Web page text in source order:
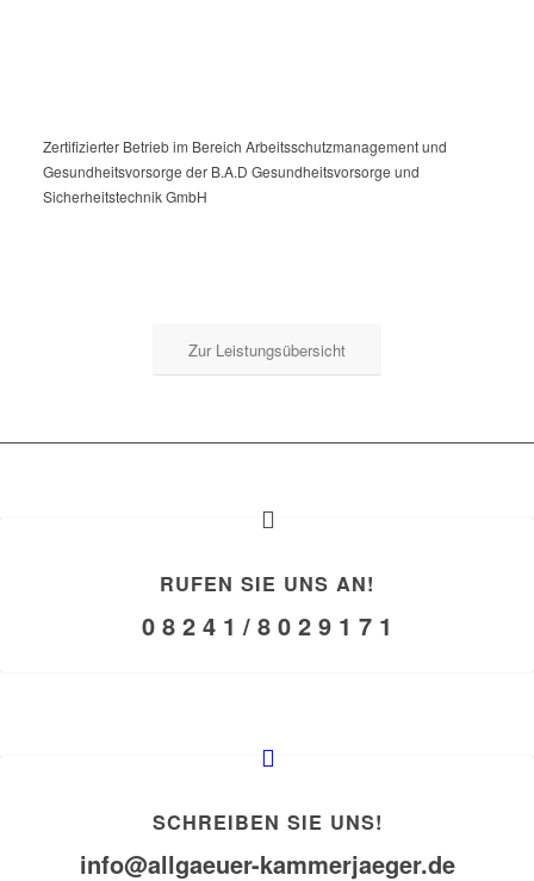
Zertifizierter Betrieb im Bereich Arbeitsschutzmanagement und
Gesundheitsvorsorge der B.A.D Gesundheitsvorsorge und
Sicherheitstechnik GmbH
Zur Leistungsübersicht
RUFEN SIE UNS AN!
0 8 2 4 1 / 8 0 2 9 1 7 1
SCHREIBEN SIE UNS!
info@allgaeuer-kammerjaeger.de